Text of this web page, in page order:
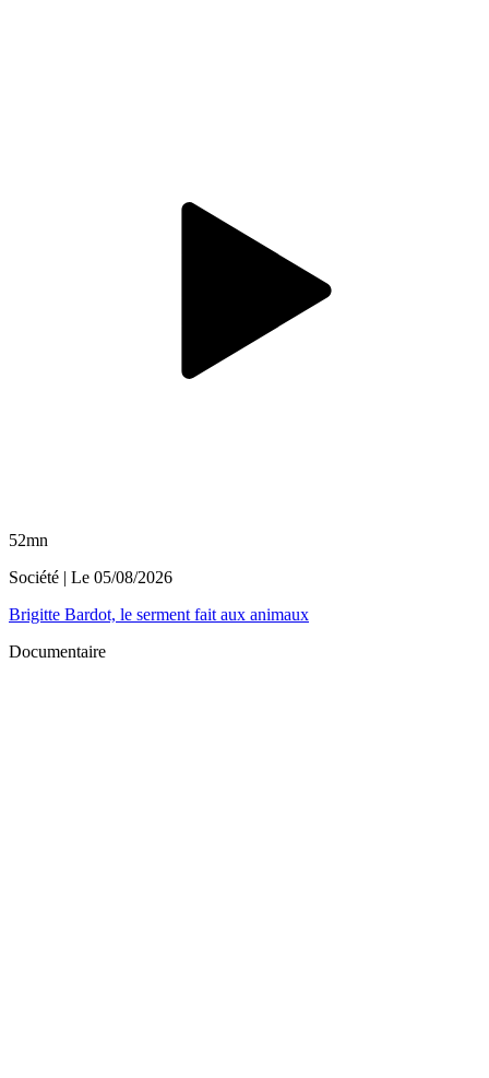
52mn
Société | Le 05/08/2026
Brigitte Bardot, le serment fait aux animaux
Documentaire